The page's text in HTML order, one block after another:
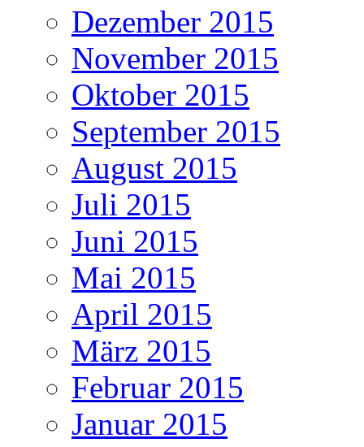
Dezember 2015
November 2015
Oktober 2015
September 2015
August 2015
Juli 2015
Juni 2015
Mai 2015
April 2015
März 2015
Februar 2015
Januar 2015